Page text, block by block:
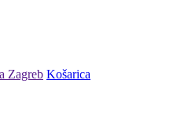
Zagreb Košarica